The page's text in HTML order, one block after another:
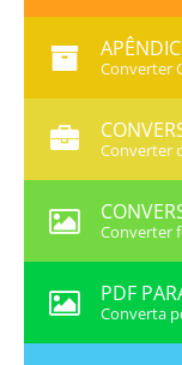
Converter
Converter
Converter
PDF
Converta